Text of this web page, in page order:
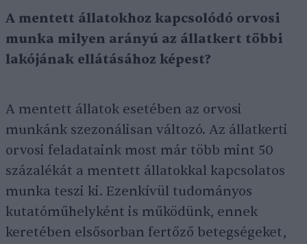
A mentett állatokhoz kapcsolódó orvosi
munka milyen arányú az állatkert többi
lakójának ellátásához képest?
A mentett állatok esetében az orvosi
munkánk szezonálisan változó. Az állatkerti
orvosi feladataink most már több mint 50
százalékát a mentett állatokkal kapcsolatos
munka teszi ki. Ezenkívül tudományos
kutatóműhelyként is működünk, ennek
keretében elsősorban fertőző betegségeket,